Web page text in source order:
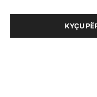
KYÇU